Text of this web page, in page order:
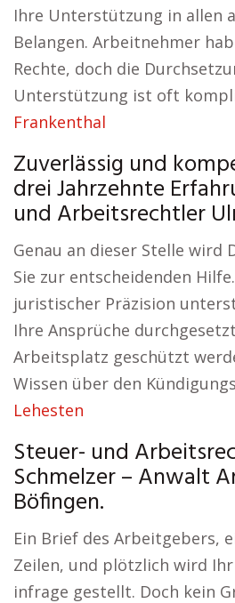
Ihre Unterstützung in allen
Belangen. Arbeitnehmer
Rechte, doch die
Unterstützung ist oft
Frankenthal
Zuverlässig und
drei Jahrzehnte
und Arbeitsrechtler
Genau an dieser Stelle wird
Sie zur entscheidenden
juristischer Präzision
Ihre Ansprüche
Arbeitsplatz geschützt
Wissen über den
Lehesten
Steuer- und
Schmelzer – Anwalt
Böfingen.
Ein Brief des Arbeitgebers,
Zeilen, und plötzlich wird
infrage gestellt. Doch kein